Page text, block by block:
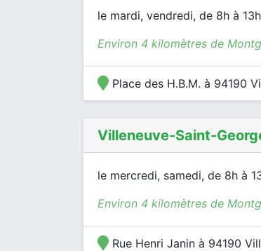
le mardi, vendredi, de 8h à 13h
Environ 4 kilomètres de
Place des H.B.M. à 94190
Villeneuve-Saint-
le mercredi, samedi, de 8h à
Environ 4 kilomètres de
Rue Henri Janin à 94190